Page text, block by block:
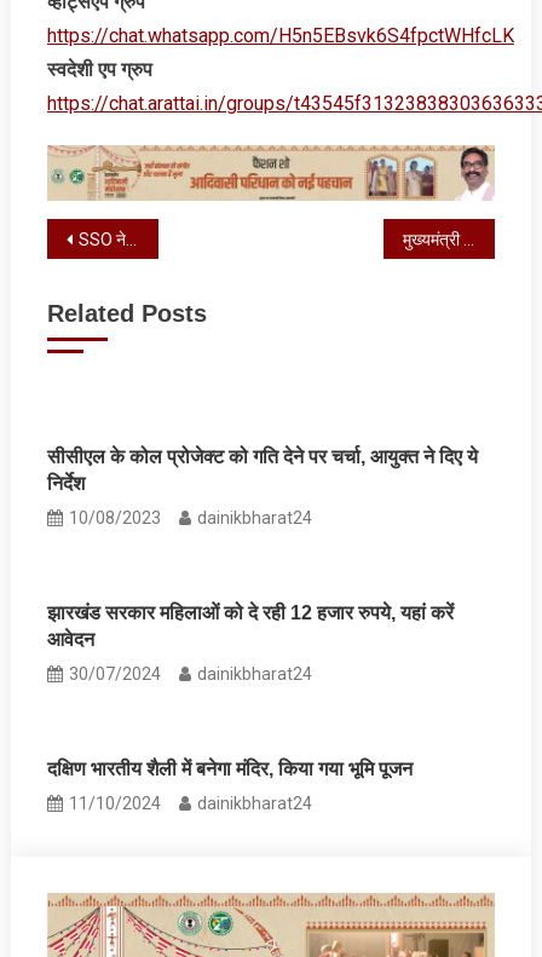
https://chat.whatsapp.com/H5n5EBsvk6S4fpctWHfcLK
स्‍वदेशी एप ग्रुप
https://chat.arattai.in/groups/
Post
SSO ने एकीकृत सेफ़्टी सर्कल प्रतियोगिता का किया आयोजन
Related Posts
सीसीएल के कोल प्रोजेक्ट को गति देने पर चर्चा, आयुक्‍त ने दिए ये
निर्देश
10/08/2023 dainikbharat24
झारखंड सरकार महिलाओं को दे रही 12 हजार रुपये, यहां करें
आवेदन
30/07/2024 dainikbharat24
दक्षिण भारतीय शैली में बनेगा मंदिर, किया गया भूमि पूजन
11/10/2024 dainikbharat24